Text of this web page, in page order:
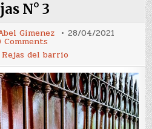
N° 3
Gimenez 28/04/2021
Commentson
Rejas
N°
3
Rejas del barrio